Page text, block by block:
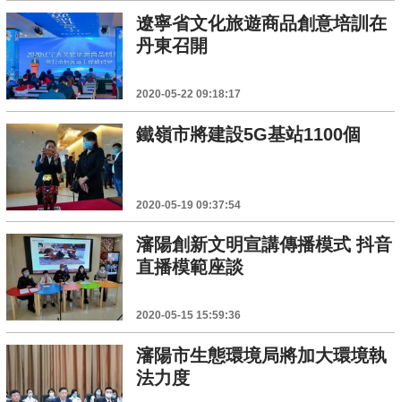
遼寧省文化旅遊商品創意培訓在
丹東召開
2020-05-22 09:18:17
鐵嶺市將建設5G基站1100個
2020-05-19 09:37:54
瀋陽創新文明宣講傳播模式 抖音
直播模範座談
2020-05-15 15:59:36
瀋陽市生態環境局將加大環境執
法力度